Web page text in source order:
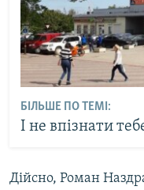
БІЛЬШЕ ПО ТЕМІ:
І не впізнати
Дійсно, Роман